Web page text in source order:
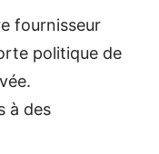
fournisseur
politique de
à des